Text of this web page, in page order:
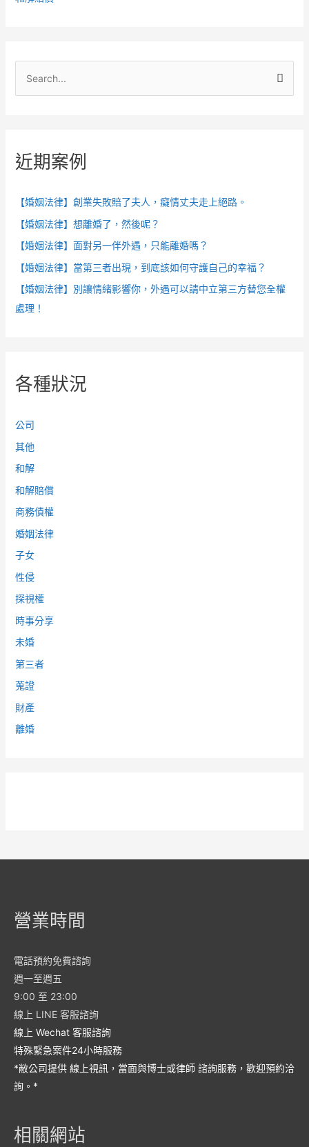
字
近期案例
【婚姻法律】創業失敗賠了夫人，癡情丈夫走上絕路。
【婚姻法律】想離婚了，然後呢？
【婚姻法律】面對另一伴外遇，只能離婚嗎？
【婚姻法律】當第三者出現，到底該如何守護自己的幸福？
【婚姻法律】別讓情緒影響你，外遇可以請中立第三方替您全權
處理！
各種狀況
公司
其他
和解
和解賠償
商務債權
婚姻法律
子女
性侵
探視權
時事分享
未婚
第三者
蒐證
財產
離婚
營業時間
電話預約免費諮詢
週一至週五
9:00 至 23:00
線上 LINE 客服諮詢
線上 Wechat 客服諮詢
特殊緊急案件24小時服務
*敝公司提供 線上視訊，當面與博士或律師 諮詢服務，歡迎預約洽
詢。*
相關網站